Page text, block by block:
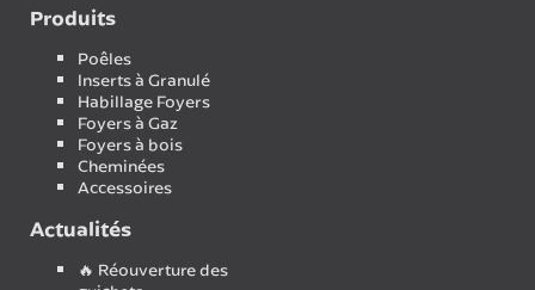
Produits
Poêles
Inserts à Granulé
Habillage Foyers
Foyers à Gaz
Foyers à bois
Cheminées
Accessoires
Actualités
🔥 Réouverture des